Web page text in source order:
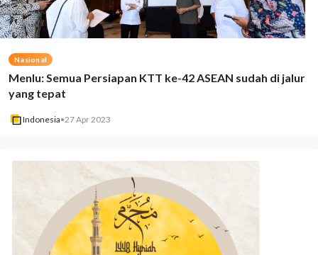
Nasional
Menlu: Semua Persiapan KTT ke-42 ASEAN sudah di jalur
yang tepat
Indonesia•27 Apr 2023